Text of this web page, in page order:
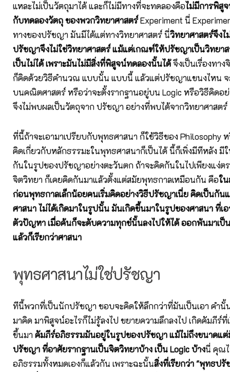
แหละไม่เป็นวัตถุมาได้ และก็ไม่มีทางที่จะทดลองคือไม่มีการพิสู
กับทดลองวัตถุ ของพวกวิทยาศาสตร์Experiment นี่
ทางของปรัชญา มันมีได้แต่ทางวิทยาศาสตร์ นี่วิทยาศาสตร์จึง
ปรัชญาจึงไม่ใช่วิทยาศาสตร์ แม้แต่เกณฑ์ให้ปรัชญาเป็นวิทยา
เป็นไม่ได้ เพราะมันไม่มีสิ่งที่พิสูจน์ทดลองนั้นได้จึงเป็นเรื่องทา
ก็คิดด้วยวิธีคำนวณ แบบนั้น แบบนี้ แล้วแต่ปรัชญาแขนงไหน จ
บนคณิตศาสตร์ หรือว่าจะตั้งรากฐานอยู่บน Logic หรือวิธีคิดอย่
จึงไม่พบผลเป็นวัตถุจาก ปรัชญา อย่างที่พบได้จากวิทยาศาสตร์
ที่นี้ถ้าจะเอามาเปรียบกับพุทธศาสนา ก็ใช้วิธีของ Philosophy
คิดเกี่ยวกับหลักธรรมะในพุทธศาสนาก็เป็นได้ นี้ก็เพิ่งมีทีหลัง มี
กันในรูปของปรัชญาอย่างตะวันตก ถ้าจะคิดกันในไปเพียงแง่ต
จิตวิทยา ก็เคยคิดกันมาแล้วตั้งแต่สมัยพุทธกาลเหมือนกัน คือใ
ก่อนพุทธกาลเล็กน้อยคนเริ่มคิดอย่างวิธีปรัชญาเนี่ย คิดเป็นกัน
ศาสนา ไม่ได้เกิดมาในรูปนั้น มันเกิดขึ้นมาในรูปของศาสนา ที่เ
ตัวปัญหา เมื่อค้นก็จะดับความทุกข์นั้นลงไปให้ได้ ออกพ้นมาเป็
แล้วก็เรียกว่าศาสนา
พุทธศาสนาไม่ใช่ปรัชญา
ทีนี้พวกที่เป็นนักปรัชญา ชอบจะคิดให้ลึกกว่าที่มันเป็นเอา คำนั้
มาคิด มาพิสูจน์อะไรก็ไม่รู้ลงไป ขยายความลึกลงไป เกิดคัมภีร์ที่
ขึ้นมาคัมภีร์อภิธรรมมันอยู่ในรูปของปรัชญา แม้ไม่ถึงขนาดแ
ปรัชญา ที่อาศัยรากฐานเป็นจิตวิทยาบ้าง เป็น Logic บ้างนี่ คุณ
อภิธรรมทั้งหมดเองก็แล้วกัน เพราะฉะนั้นสิ่งที่เรียกว่า "พุทธปรั